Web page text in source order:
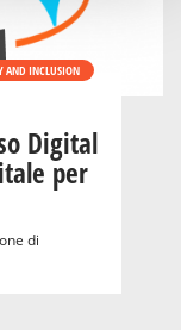
AND INCLUSION
Digital
per
di